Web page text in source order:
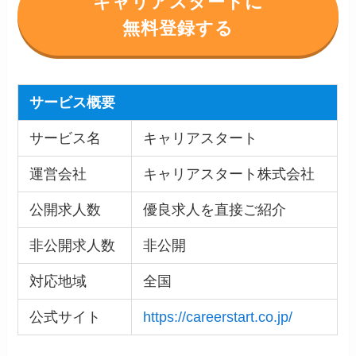
無料登録する
サービス概要
サービス名 キャリアスタート
運営会社 キャリアスタート株式会社
公開求人数 優良求人を直接ご紹介
非公開求人数 非公開
対応地域 全国
公式サイト https://careerstart.co.jp/